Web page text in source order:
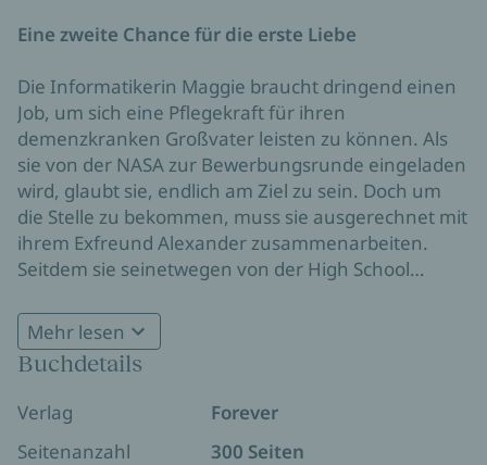
Eine zweite Chance für die erste Liebe
Die Informatikerin Maggie braucht dringend einen
Job, um sich eine Pflegekraft für ihren
demenzkranken Großvater leisten zu können. Als
sie von der NASA zur Bewerbungsrunde eingeladen
wird, glaubt sie, endlich am Ziel zu sein. Doch um
die Stelle zu bekommen, muss sie ausgerechnet mit
ihrem Exfreund Alexander zusammenarbeiten.
Seitdem sie seinetwegen von der High School
beschließt Maggie, die Teamaufgabe im Alleingang
zu lösen. Schnell wächst ihr die Doppelbelastung
aus Bewerbungsverfahren und Betreuung ihres
Großvaters über den Kopf. Ihr einziger Ausweg ist,
Xanders Hilfe anzunehmen. Kann sie ihm diesmal
vertrauen?
Mehr lesen
Buchdetails
Verlag
Forever
Seitenanzahl
300 Seiten